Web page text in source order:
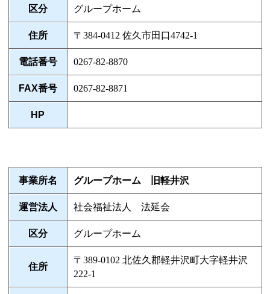
区分 グループホーム
住所 〒384-0412 佐久市田口4742-1
電話番号 0267-82-8870
FAX番号 0267-82-8871
HP
事業所名 グループホーム 旧軽井沢
運営法人 社会福祉法人 法延会
区分 グループホーム
住所
〒389-0102 北佐久郡軽井沢町大字軽井沢
222-1